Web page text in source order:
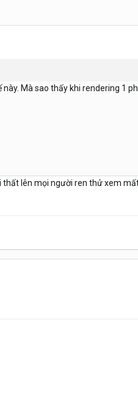
Mà sao thấy khi rendering 1
lên mọi người ren thử xem